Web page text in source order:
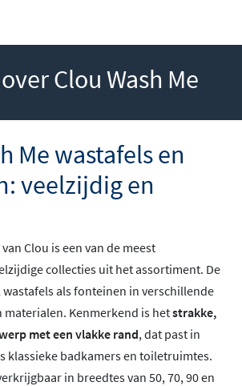
Clou Wash Me
Me wastafels en
veelzijdig en
Clou is een van de meest
collecties uit het assortiment. De
als fonteinen in verschillende
materialen. Kenmerkend is hetstrakke,
met een vlakke rand, dat past in
klassieke badkamers en toiletruimtes.
in breedtes van 50, 70, 90 en